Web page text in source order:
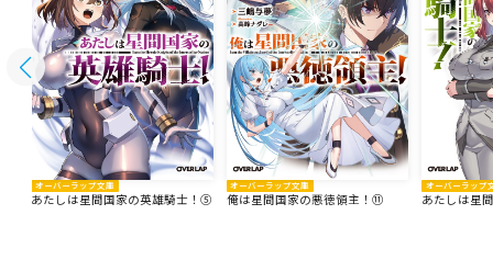
オーバーラップ文庫
あたしは星間国家の英雄騎士！⑤
オーバーラップ文庫
俺は星間国家の悪徳領主！⑪
オーバーラップ
あたしは星